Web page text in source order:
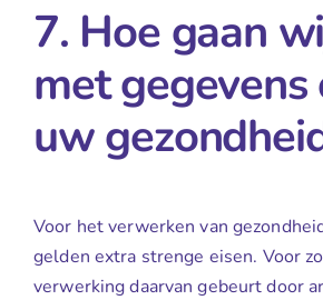
7. Hoe gaan
met gegevens
uw
Voor het verwerken van
gelden extra strenge eisen. Voor
verwerking daarvan gebeurt door